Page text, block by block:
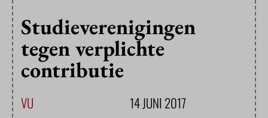
Studieverenigingen
tegen verplichte
contributie
VU 14 JUNI 2017